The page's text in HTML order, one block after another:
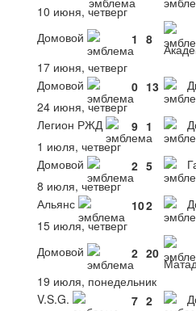
10 июня, четверг
Домовой
1 8
17 июня, четверг
Домовой
0 13
24 июня, четверг
Легион РЖД
9 1
1 июля, четверг
Домовой
2 5
8 июля, четверг
Альянс
102
15 июля, четверг
Домовой
2 20
19 июля, понедельник
V.S.G.
7 2